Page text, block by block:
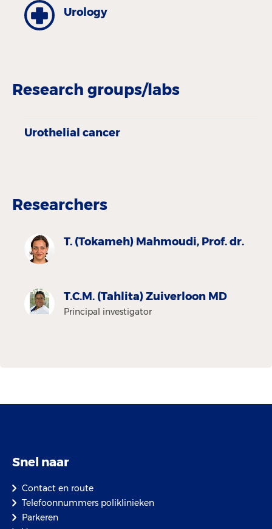
Urology
Research groups/labs
Urothelial cancer
Researchers
T. (Tokameh) Mahmoudi, Prof. dr.
T.C.M. (Tahlita) Zuiverloon MD
Principal investigator
Snel naar
Contact en route
Telefoonnummers poliklinieken
Parkeren